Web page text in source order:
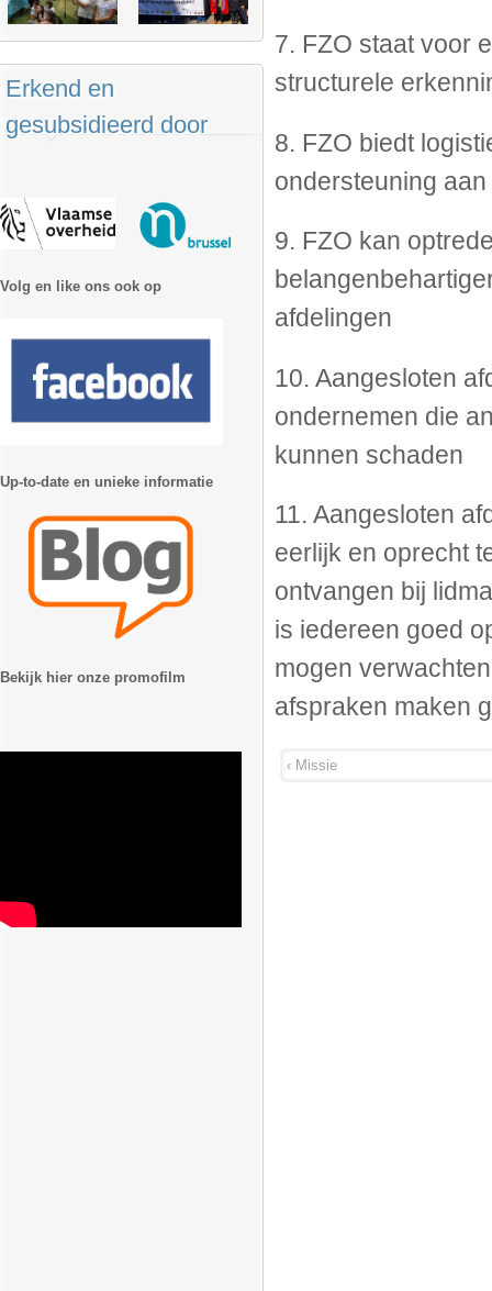
7. FZO staat voor
structurele
8. FZO biedt
ondersteuning
9. FZO kan
afdelingen
10. Aangesloten
ondernemen die
kunnen schaden
11. Aangesloten
eerlijk en oprecht
ontvangen bij
is iedereen goed
mogen
afspraken maken
‹ Missie
Erkend en
gesubsidieerd door
Volg en like ons ook op
Up-to-date en unieke informatie
Bekijk hier onze promofilm